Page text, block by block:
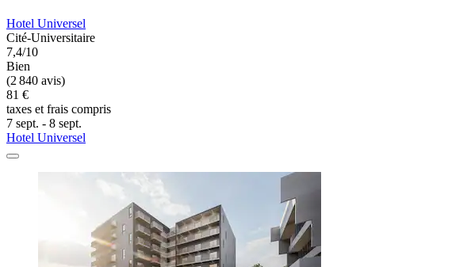
Hotel Universel
Cité-Universitaire
7,4/10
Bien
(2 840 avis)
81 €
taxes et frais compris
7 sept. - 8 sept.
Hotel Universel